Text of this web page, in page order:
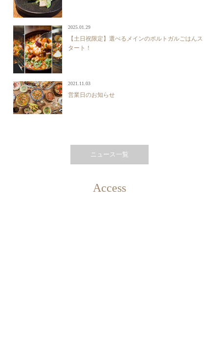
2025.01.29
【土日祝限定】選べるメインのポルトガルごはんス
タート！
2021.11.03
営業日のお知らせ
ニュース一覧
Access